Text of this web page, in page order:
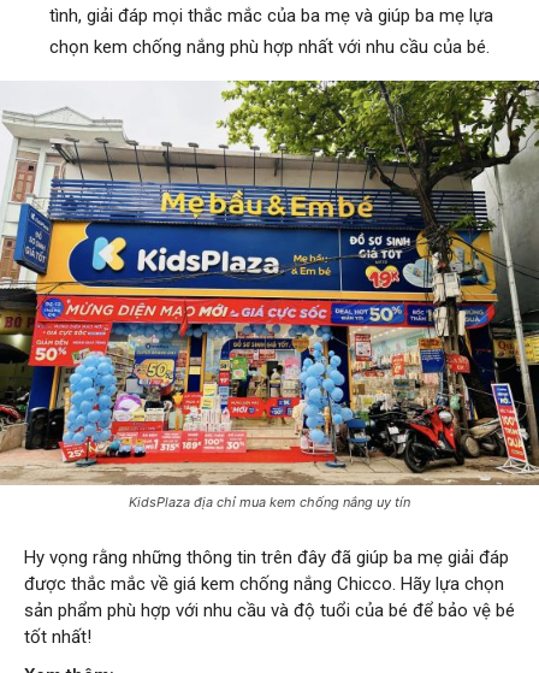
tình, giải đáp mọi thắc mắc của ba mẹ và giúp ba mẹ lựa
chọn kem chống nắng phù hợp nhất với nhu cầu của bé.
KidsPlaza địa chỉ mua kem chống nắng uy tín
Hy vọng rằng những thông tin trên đây đã giúp ba mẹ giải đáp
được thắc mắc về giá kem chống nắng Chicco. Hãy lựa chọn
sản phẩm phù hợp với nhu cầu và độ tuổi của bé để bảo vệ bé
tốt nhất!